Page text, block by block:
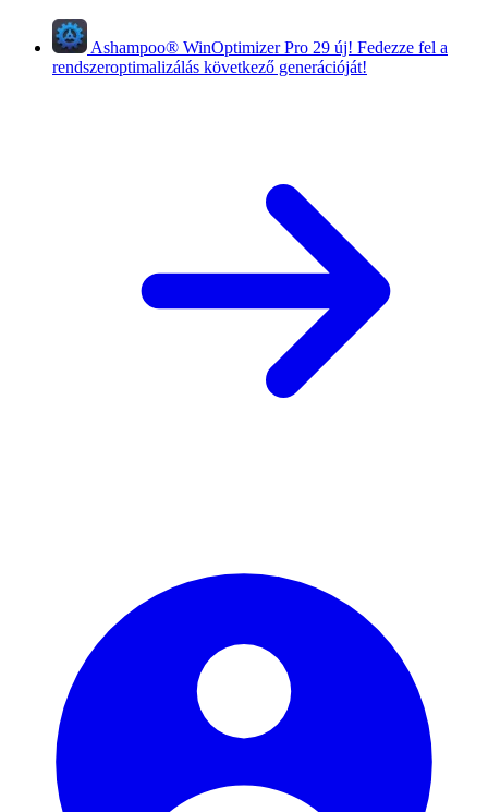
Ashampoo® WinOptimizer Pro 29 új! Fedezze fel a
rendszeroptimalizálás következő generációját!